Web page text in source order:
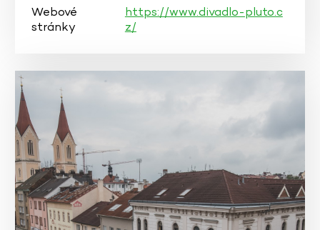
Webové
stránky
https://www.divadlo-pluto.c
z/